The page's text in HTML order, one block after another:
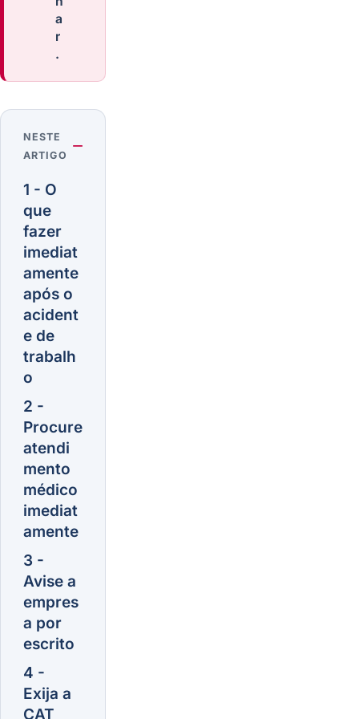
a
r
.
NESTE
ARTIGO
1 - O
que
fazer
imediat
amente
após o
acident
e de
trabalh
o
2 -
Procure
atendi
mento
médico
imediat
amente
3 -
Avise a
empres
a por
escrito
4 -
Exija a
CAT